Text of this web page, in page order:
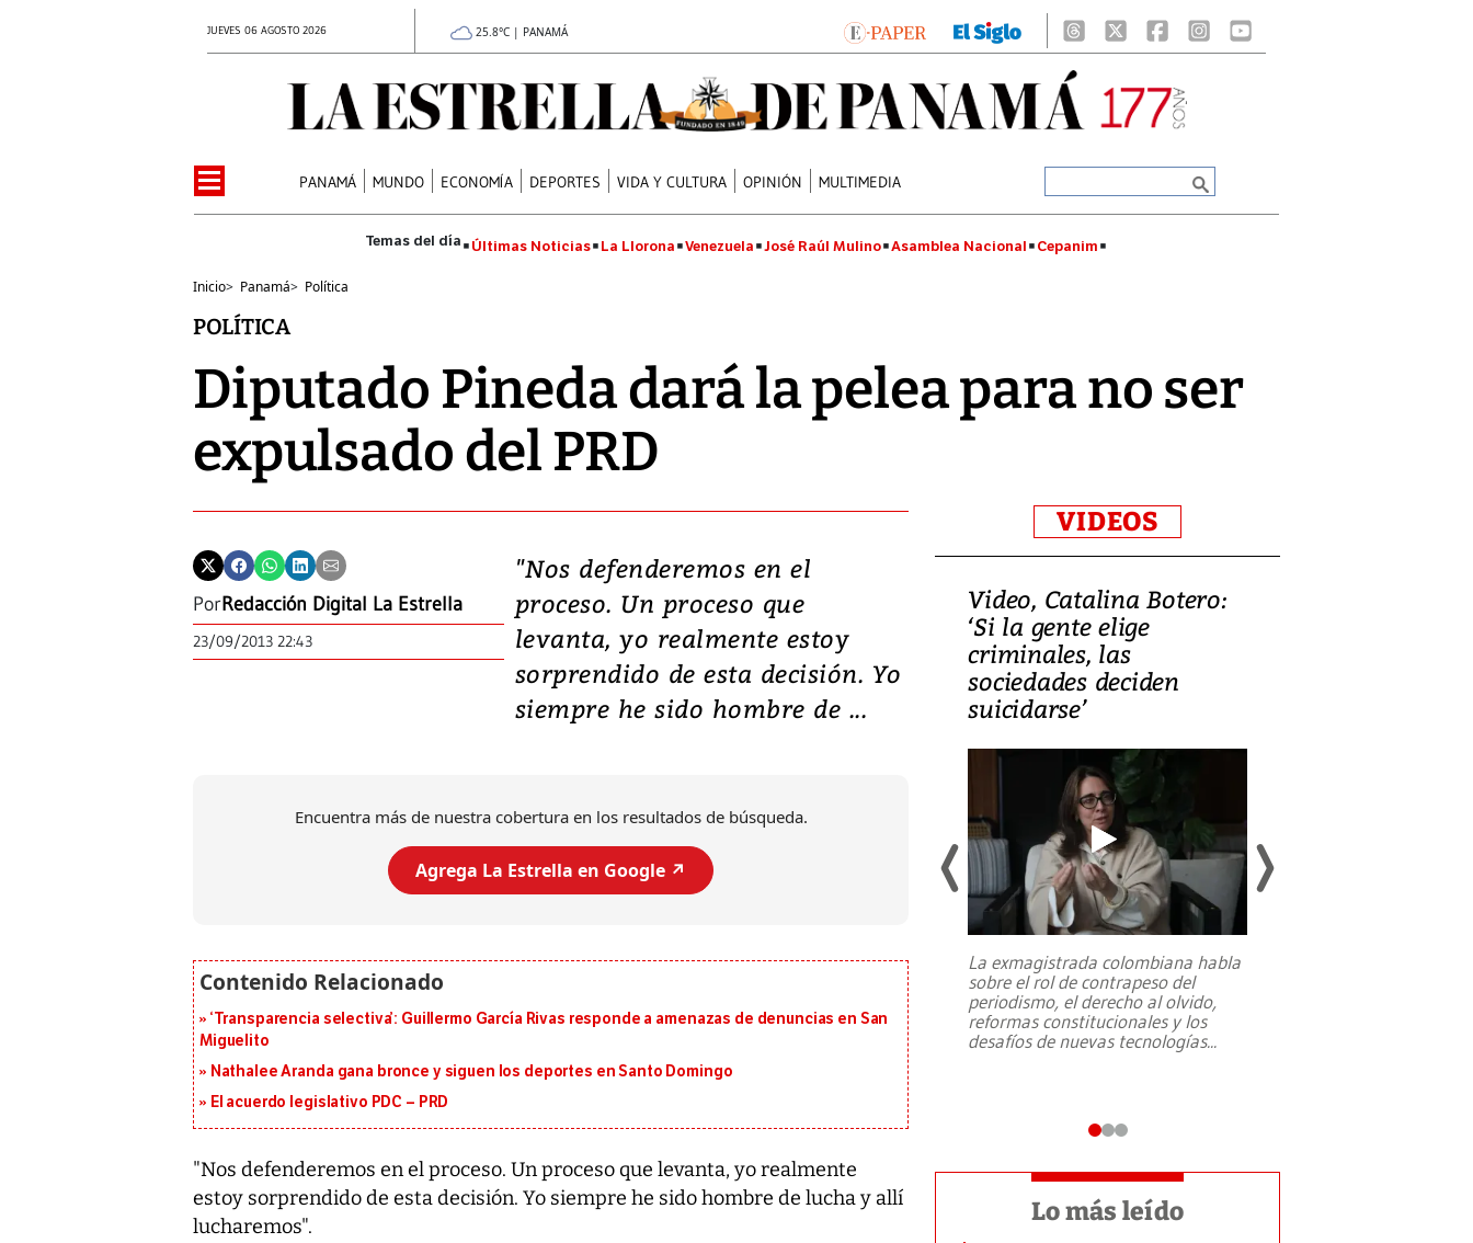
JUEVES 06 AGOSTO 2026 25.8°C | PANAMÁ
PANAMÁ MUNDO ECONOMÍA DEPORTES VIDA Y CULTURA OPINIÓN MULTIMEDIA
Últimas Noticias La Llorona Venezuela José Raúl Mulino Asamblea Nacional Cepanim
Inicio> Panamá> Política
POLÍTICA
Diputado Pineda dará la pelea para no ser
expulsado del PRD
PorRedacción Digital La Estrella
23/09/2013 22:43
"Nos defenderemos en el
proceso. Un proceso que
levanta, yo realmente estoy
sorprendido de esta decisión. Yo
siempre he sido hombre de ...
Encuentra más de nuestra cobertura en los resultados de búsqueda.
Agrega La Estrella en Google ↗️
‘Transparencia selectiva’: Guillermo García Rivas responde a amenazas de denuncias en San
Miguelito
Nathalee Aranda gana bronce y siguen los deportes en Santo Domingo
El acuerdo legislativo PDC – PRD
"Nos defenderemos en el proceso. Un proceso que levanta, yo realmente
estoy sorprendido de esta decisión. Yo siempre he sido hombre de lucha y allí
lucharemos".
VIDEOS
Video, Japón: Terremoto
deja heridos y graves
daños en Kumamoto
al sur de Japón, provocando una
Video, Catalina Botero:
‘Si la gente elige
criminales, las
sociedades deciden
suicidarse’
La exmagistrada colombiana habla
sobre el rol de contrapeso del
periodismo, el derecho al olvido,
reformas constitucionales y los
desafíos de nuevas tecnologías...
Lo más leído